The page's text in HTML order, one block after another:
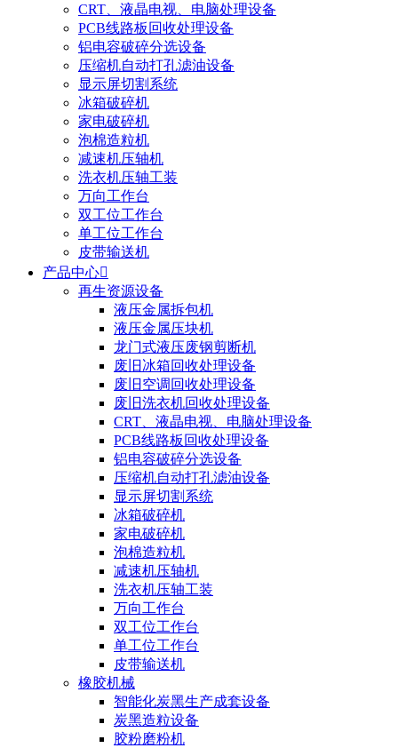
CRT、液晶电视、电脑处理设备
PCB线路板回收处理设备
铝电容破碎分选设备
压缩机自动打孔滤油设备
显示屏切割系统
冰箱破碎机
家电破碎机
泡棉造粒机
减速机压轴机
洗衣机压轴工装
万向工作台
双工位工作台
单工位工作台
皮带输送机
产品中心
再生资源设备
液压金属拆包机
液压金属压块机
龙门式液压废钢剪断机
废旧冰箱回收处理设备
废旧空调回收处理设备
废旧洗衣机回收处理设备
CRT、液晶电视、电脑处理设备
PCB线路板回收处理设备
铝电容破碎分选设备
压缩机自动打孔滤油设备
显示屏切割系统
冰箱破碎机
家电破碎机
泡棉造粒机
减速机压轴机
洗衣机压轴工装
万向工作台
双工位工作台
单工位工作台
皮带输送机
橡胶机械
智能化炭黑生产成套设备
炭黑造粒设备
胶粉磨粉机